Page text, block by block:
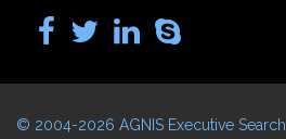
© 2004-2026 AGNIS Executive Search